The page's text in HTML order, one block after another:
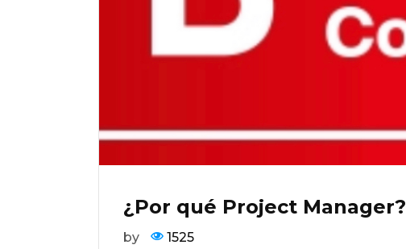
¿Por qué Project Manager?
by 1525